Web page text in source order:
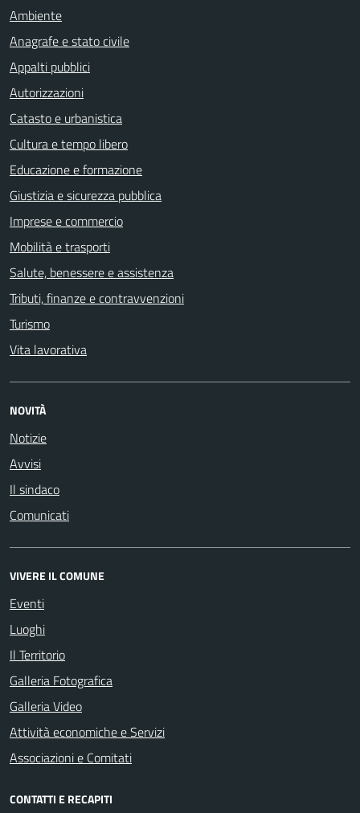
Ambiente
Anagrafe e stato civile
Appalti pubblici
Autorizzazioni
Catasto e urbanistica
Cultura e tempo libero
Educazione e formazione
Giustizia e sicurezza pubblica
Imprese e commercio
Mobilità e trasporti
Salute, benessere e assistenza
Tributi, finanze e contravvenzioni
Turismo
Vita lavorativa
NOVITÀ
Notizie
Avvisi
Il sindaco
Comunicati
VIVERE IL COMUNE
Eventi
Luoghi
Il Territorio
Galleria Fotografica
Galleria Video
Attività economiche e Servizi
Associazioni e Comitati
CONTATTI E RECAPITI